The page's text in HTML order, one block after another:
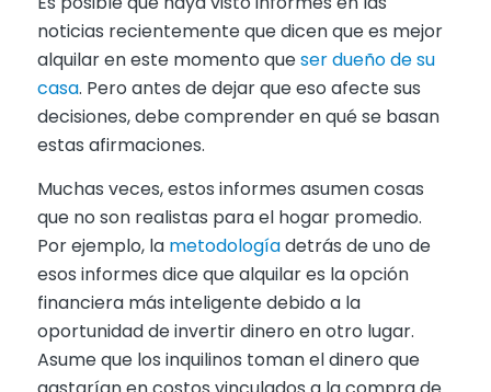
noticias recientemente que dicen que es mejor
alquilar en este momento queser dueño de su
casa. Pero antes de dejar que eso afecte sus
decisiones, debe comprender en qué se basan
estas afirmaciones.
Muchas veces, estos informes asumen cosas
que no son realistas para el hogar promedio.
Por ejemplo, la metodologíadetrás de uno de
esos informes dice que alquilar es la opción
financiera más inteligente debido a la
oportunidad de invertir dinero en otro lugar.
Asume que los inquilinos toman el dinero que